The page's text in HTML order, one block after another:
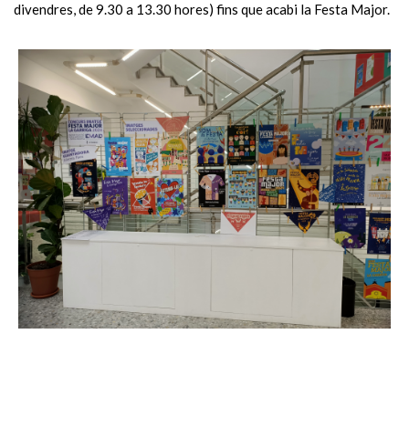
divendres, de 9.30 a 13.30 hores) fins que acabi la Festa Major.